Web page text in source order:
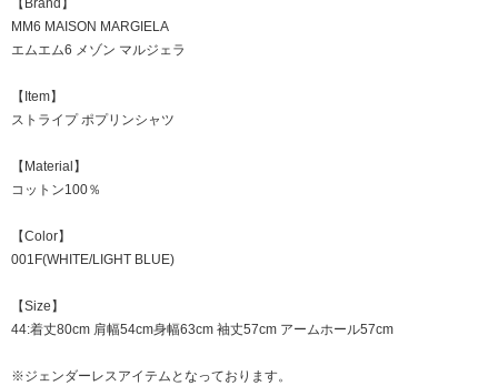
【Brand】
MM6 MAISON MARGIELA
エムエム6 メゾン マルジェラ
【Item】
ストライプ ポプリンシャツ
【Material】
コットン100％
【Color】
001F(WHITE/LIGHT BLUE)
【Size】
44:着丈80cm 肩幅54cm身幅63cm 袖丈57cm アームホール57cm
※ジェンダーレスアイテムとなっております。